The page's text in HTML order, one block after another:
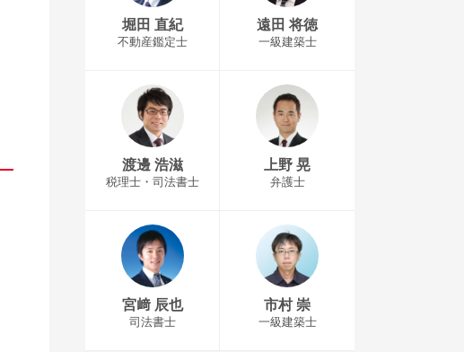
堀田 直紀
不動産鑑定士
遠田 将徳
一級建築士
渡邊 浩滋
税理士・司法書士
上野 晃
弁護士
宮﨑 辰也
司法書士
市村 崇
一級建築士